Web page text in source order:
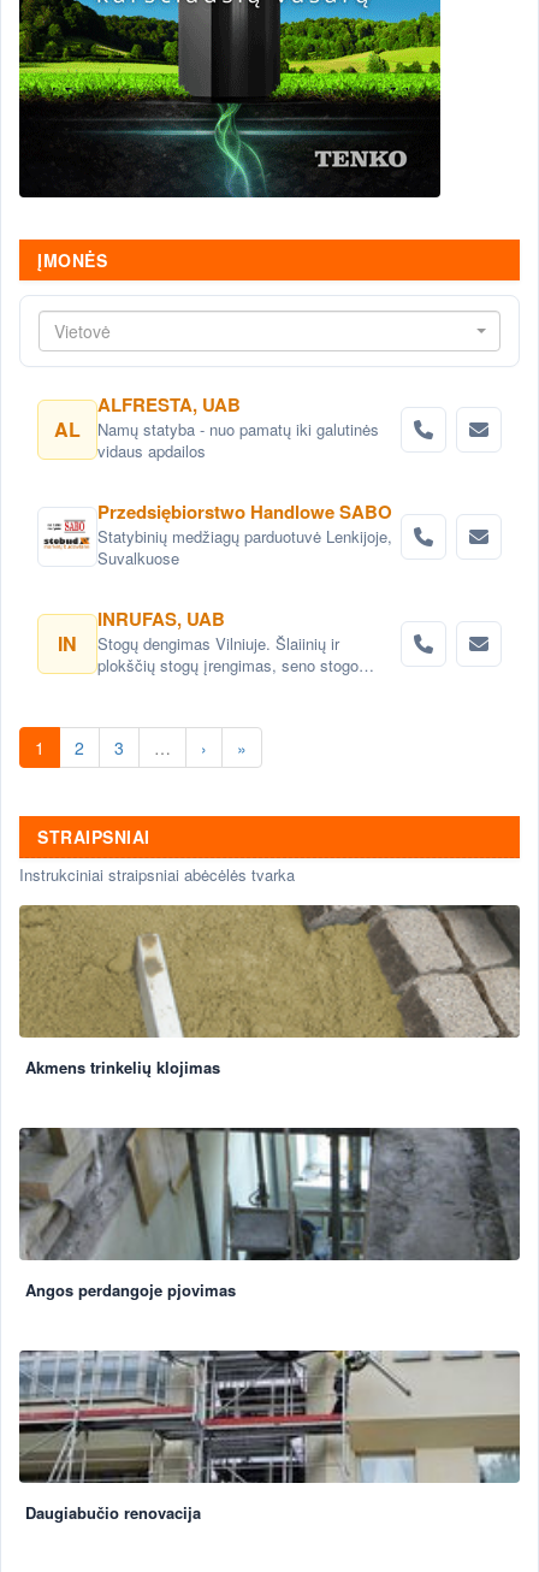
ĮMONĖS
Vietovė
AL
ALFRESTA, UAB
Namų statyba - nuo pamatų iki galutinės
vidaus apdailos
Przedsiębiorstwo Handlowe SABO
Statybinių medžiagų parduotuvė Lenkijoje,
Suvalkuose
IN
INRUFAS, UAB
Stogų dengimas Vilniuje. Šlaiinių ir
plokščių stogų įrengimas, seno stogo
Vilniuje. Stogų remonto darbai, stogo
renovacija Vilniuje.
1 2 3 … › »
STRAIPSNIAI
Instrukciniai straipsniai abėcėlės tvarka
Akmens trinkelių klojimas
Angos perdangoje pjovimas
Daugiabučio renovacija